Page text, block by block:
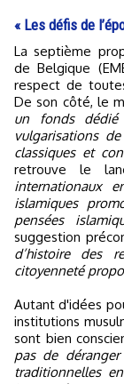
« Les défis de
La septième proposition engage l’Exécutif des musulmans
de Belgique
respect de
De son côté, le
un fonds
vulgarisations
classiques et
retrouve le
internationaux
islamiques
pensées
suggestion
d’histoire des
citoyenneté
Autant d'idées
institutions
sont bien
pas de déranger
traditionnelles